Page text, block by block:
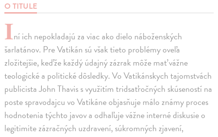
O TITULE
Iní ich nepokladajú za viac ako dielo náboženských
šarlatánov. Pre Vatikán sú však tieto problémy oveľa
zložitejšie, keďže každý údajný zázrak môže mať vážne
teologické a politické dôsledky. Vo Vatikánskych tajomstvách
publicista John Thavis s využitím tridsaťročných skúseností na
poste spravodajcu vo Vatikáne objasňuje málo známy proces
hodnotenia týchto javov a odhaľuje vážne interné diskusie o
legitimite zázračných uzdravení, súkromných zjavení,